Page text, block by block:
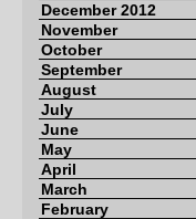
December 2012
November
October
September
August
July
June
May
April
March
February